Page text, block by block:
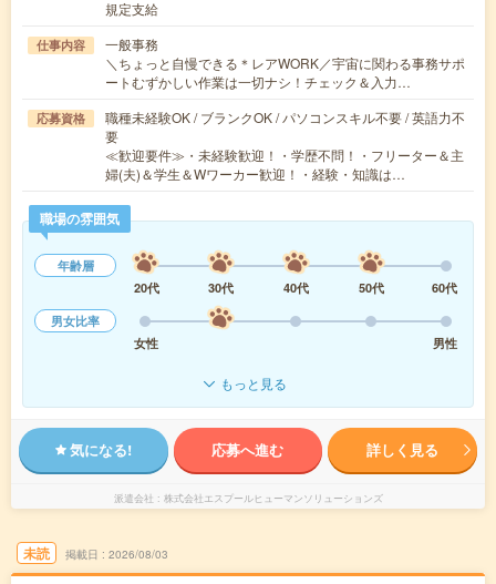
規定支給
仕事内容
一般事務
＼ちょっと自慢できる＊レアWORK／宇宙に関わる事務サポ
ートむずかしい作業は一切ナシ！チェック＆入力…
応募資格
職種未経験OK / ブランクOK / パソコンスキル不要 / 英語力不
要
≪歓迎要件≫・未経験歓迎！・学歴不問！・フリーター＆主
婦(夫)＆学生＆Wワーカー歓迎！・経験・知識は…
職場の雰囲気
年齢層
20代
30代 40代 50代
60代
男女比率
女性
男性
もっと見る
気になる! 応募へ進む 詳しく見る
派遣会社 株式会社エスプールヒューマンソリューションズ
未読 掲載日 2026/08/03